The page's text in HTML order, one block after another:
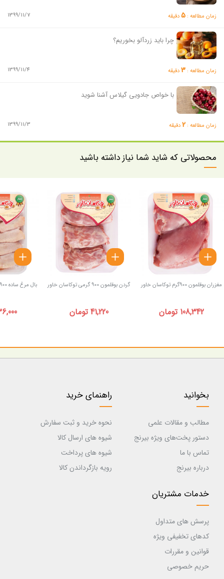
زمان مطالعه : 5دقیقه 1399/11/7
چرا باید زردآلو بخوریم؟
زمان مطالعه : 3دقیقه 1399/11/4
با خواص جادویی گیلاس آشنا شوید
زمان مطالعه : 2دقیقه 1399/11/3
محصولاتی که شاید شما نیاز داشته باشید
مغزران بوقلمون 900گرم توکاسان خاور
108,342 تومان
گردن بوقلمون 900 گرمی توکاسان خاور
41,220 تومان
بال مرغ ساده 900 گرمی توکاسان خاور
36,000
بخوانید
مطالب و مقالات علمی
دستور پخت‌های ویژه بیرنج
تماس با ما
درباره بیرنج
راهنمای خرید
نحوه خرید و ثبت سفارش
شیوه های ارسال کالا
شیوه های پرداخت
رویه بازگرداندن کالا
خدمات مشتریان
پرسش های متداول
کدهای تخفیفی ویژه
قوانین و مقررات
حریم خصوصی